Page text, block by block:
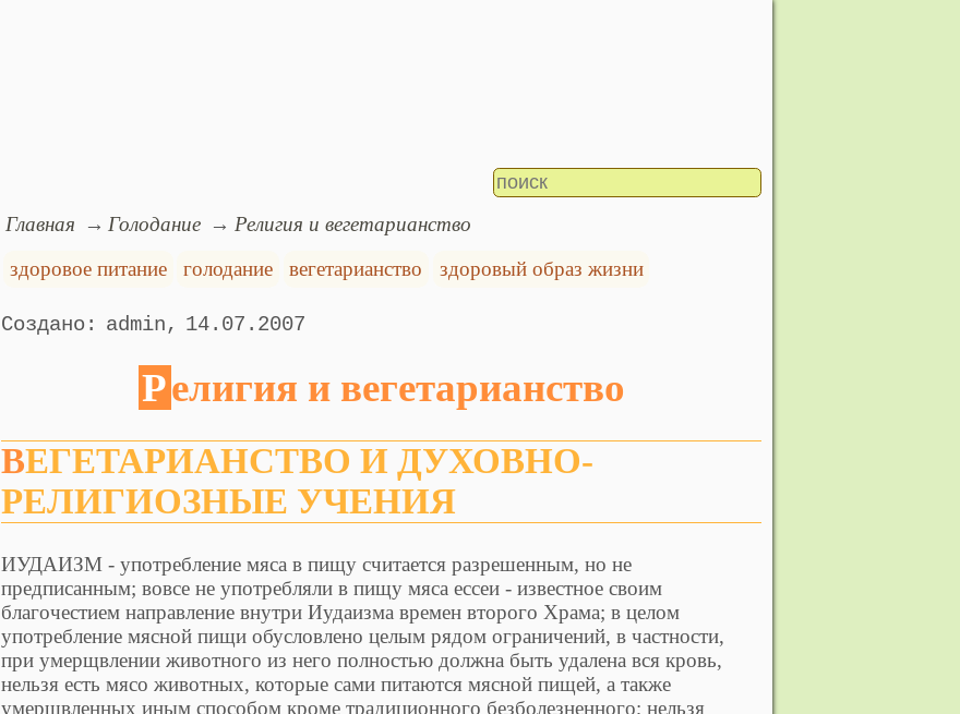
Главная Голодание
Религия и вегетарианство
здоровое питание
голодание вегетарианство здоровый образ жизни
admin 14.07.2007
Религия и вегетарианство
ВЕГЕТАРИАHСТВО И ДУХОВHО-
РЕЛИГИОЗHЫЕ УЧЕHИЯ
ИУДАИЗМ - употребление мяса в пищу считается разрешенным, но не
предписанным; вовсе не употребляли в пищу мяса ессеи - известное своим
благочестием направление внутри Иудаизма времен второго Храма; в целом
употребление мясной пищи обусловлено целым рядом ограничений, в частности,
при умерщвлении животного из него полностью должна быть удалена вся кровь,
нельзя есть мясо животных, которые сами питаются мясной пищей, а также
умерщвленных иным способом кроме традиционного безболезненного; нельзя